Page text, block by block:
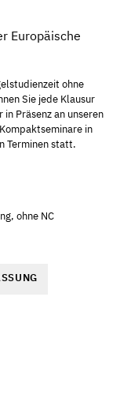
Europäische
ohne
Sie jede Klausur
Präsenz an unseren
in
Terminen statt.
ohne NC